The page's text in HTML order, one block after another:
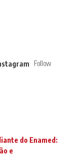
Follow
do Enamed:
e